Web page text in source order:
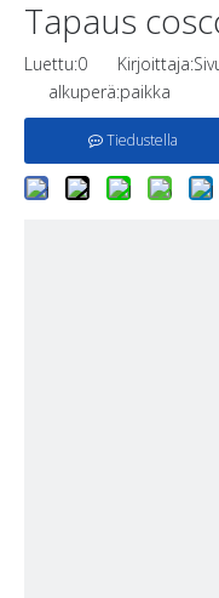
Tapaus
Luettu:0
alkuperä:paikka
Tiedustella